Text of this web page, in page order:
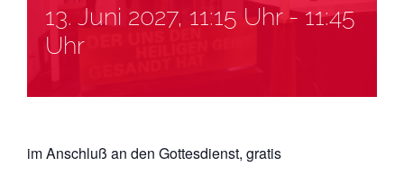
13. Juni 2027, 11:15 Uhr-11:45
Uhr
im Anschluß an den Gottesdienst, gratis